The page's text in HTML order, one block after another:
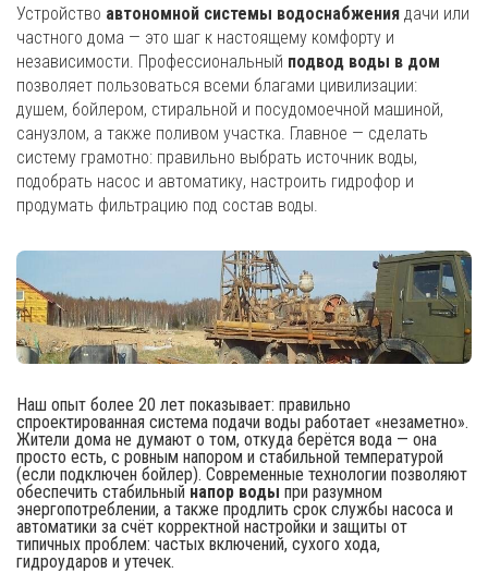
Устройство автономной системы водоснабжения дачи или
частного дома — это шаг к настоящему комфорту и
независимости. Профессиональный подвод воды в дом
позволяет пользоваться всеми благами цивилизации:
душем, бойлером, стиральной и посудомоечной машиной,
санузлом, а также поливом участка. Главное — сделать
систему грамотно: правильно выбрать источник воды,
подобрать насос и автоматику, настроить гидрофор и
продумать фильтрацию под состав воды.
Наш опыт более 20 лет показывает: правильно
спроектированная система подачи воды работает «незаметно».
Жители дома не думают о том, откуда берётся вода — она
просто есть, с ровным напором и стабильной температурой
(если подключен бойлер). Современные технологии позволяют
обеспечить стабильный напор воды при разумном
энергопотреблении, а также продлить срок службы насоса и
автоматики за счёт корректной настройки и защиты от
типичных проблем: частых включений, сухого хода,
гидроударов и утечек.